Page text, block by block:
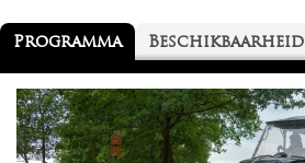
Programma Beschikbaarheid